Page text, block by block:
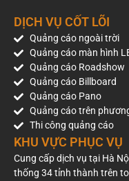
DỊCH VỤ CỐT LÕI
Quảng cáo ngoài trời
Quảng cáo màn hình
Quảng cáo Roadshow
Quảng cáo Billboard
Quảng cáo Pano
Quảng cáo trên
Thi công quảng cáo
KHU VỰC PHỤC VỤ
Cung cấp dịch vụ tại Hà
thống 34 tỉnh thành trên